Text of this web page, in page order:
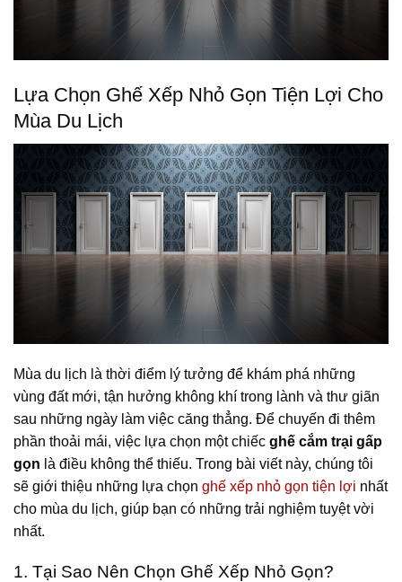
Lựa Chọn Ghế Xếp Nhỏ Gọn Tiện Lợi Cho
Mùa Du Lịch
Mùa du lịch là thời điểm lý tưởng để khám phá những
vùng đất mới, tận hưởng không khí trong lành và thư giãn
sau những ngày làm việc căng thẳng. Để chuyến đi thêm
phần thoải mái, việc lựa chọn một chiếc ghế cắm trại gấp
gọn là điều không thể thiếu. Trong bài viết này, chúng tôi
sẽ giới thiệu những lựa chọn ghế xếp nhỏ gọn tiện lợi nhất
cho mùa du lịch, giúp bạn có những trải nghiệm tuyệt vời
nhất.
1. Tại Sao Nên Chọn Ghế Xếp Nhỏ Gọn?